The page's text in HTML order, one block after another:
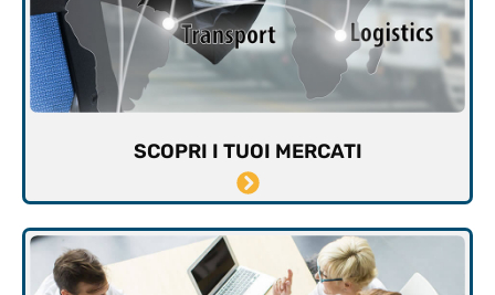
SCOPRI I TUOI MERCATI